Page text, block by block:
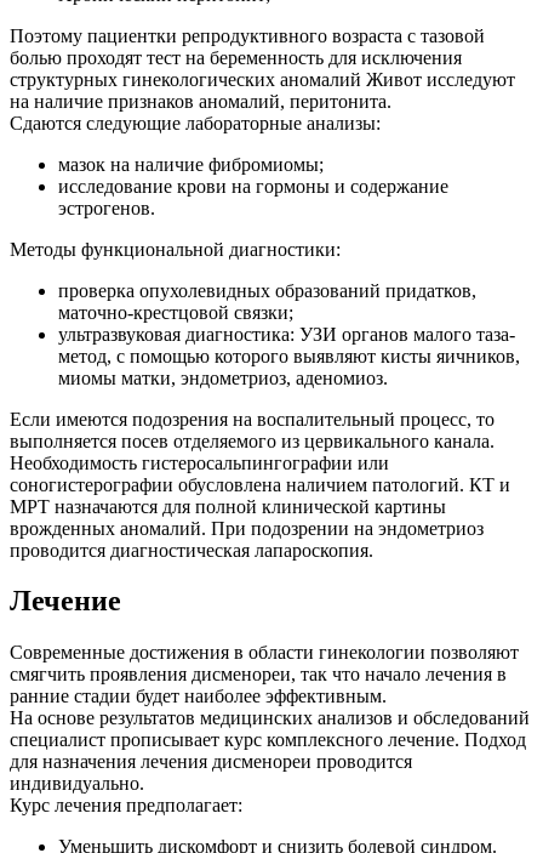
Поэтому пациентки репродуктивного возраста с тазовой
болью проходят тест на беременность для исключения
структурных гинекологических аномалий Живот исследуют
на наличие признаков аномалий, перитонита.
Сдаются следующие лабораторные анализы:
мазок на наличие фибромиомы;
исследование крови на гормоны и содержание
эстрогенов.
Методы функциональной диагностики:
проверка опухолевидных образований придатков,
маточно-крестцовой связки;
ультразвуковая диагностика: УЗИ органов малого таза-
метод, с помощью которого выявляют кисты яичников,
миомы матки, эндометриоз, аденомиоз.
Если имеются подозрения на воспалительный процесс, то
выполняется посев отделяемого из цервикального канала.
Необходимость гистеросальпингографии или
соногистерографии обусловлена наличием патологий. КТ и
МРТ назначаются для полной клинической картины
врожденных аномалий. При подозрении на эндометриоз
проводится диагностическая лапароскопия.
Лечение
Современные достижения в области гинекологии позволяют
смягчить проявления дисменореи, так что начало лечения в
ранние стадии будет наиболее эффективным.
На основе результатов медицинских анализов и обследований
специалист прописывает курс комплексного лечение. Подход
для назначения лечения дисменореи проводится
индивидуально.
Курс лечения предполагает:
Уменьшить дискомфорт и снизить болевой синдром.